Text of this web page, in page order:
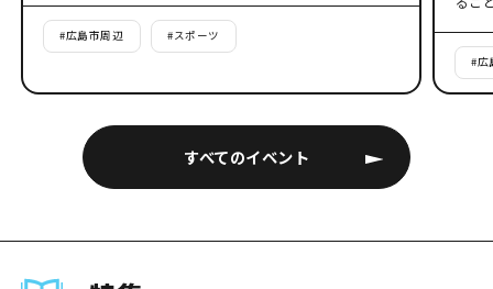
すべてのイベント
#広島市周辺 #スポーツ
#広